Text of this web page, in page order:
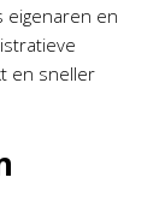
eigenaren en
en sneller